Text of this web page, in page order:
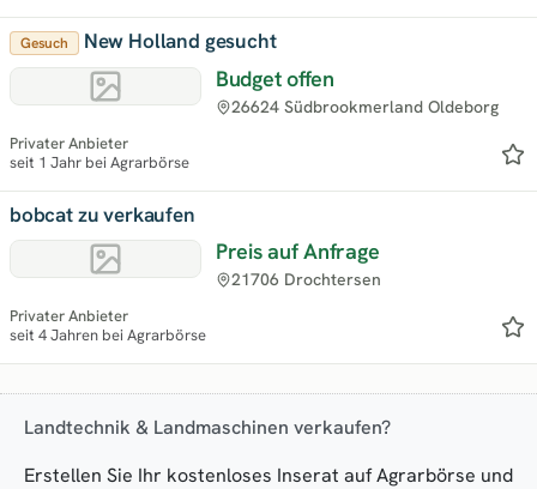
Gesuch New Holland gesucht
Budget offen
26624 Südbrookmerland Oldeborg
Privater Anbieter
seit 1 Jahr bei Agrarbörse
bobcat zu verkaufen
Preis auf Anfrage
21706 Drochtersen
Privater Anbieter
seit 4 Jahren bei Agrarbörse
Landtechnik & Landmaschinen verkaufen?
Erstellen Sie Ihr kostenloses Inserat auf Agrarbörse und